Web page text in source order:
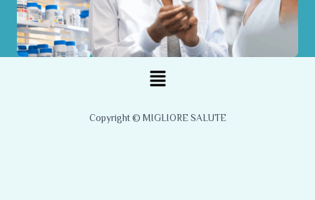
Menu
Copyright © MIGLIORE SALUTE